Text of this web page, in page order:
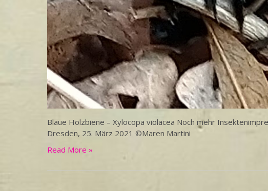
Blaue Holzbiene – Xylocopa violacea Noch mehr
Dresden, 25. März 2021 ©Maren Martini
Read More »